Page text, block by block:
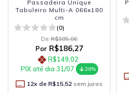
Passadeira Unique
Tabuleiro Multi-A 066x180
cm
(0)
De R$385,06
Por R$186,27
R$149,02
PIX até dia 31/07
20%
12x de R$15,52 sem juros